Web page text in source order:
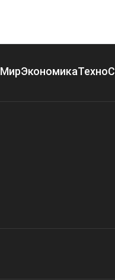
МирЭкономикаТехно